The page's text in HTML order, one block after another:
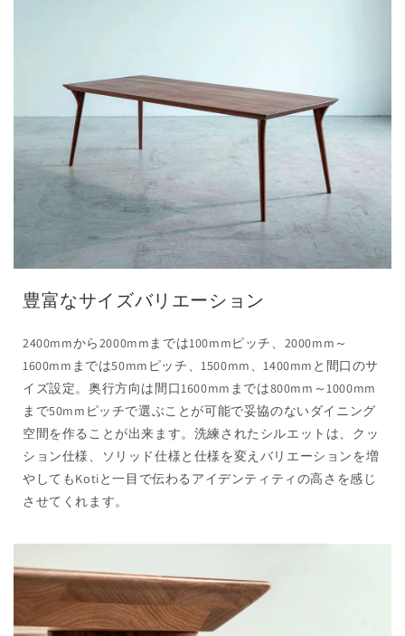
豊富なサイズバリエーション
2400mmから2000mmまでは100mmピッチ、2000mm～
1600mmまでは50mmピッチ、1500mm、1400mmと間口のサ
イズ設定。奥行方向は間口1600mmまでは800mm～1000mm
まで50mmピッチで選ぶことが可能で妥協のないダイニング
空間を作ることが出来ます。洗練されたシルエットは、クッ
ション仕様、ソリッド仕様と仕様を変えバリエーションを増
やしてもKotiと一目で伝わるアイデンティティの高さを感じ
させてくれます。